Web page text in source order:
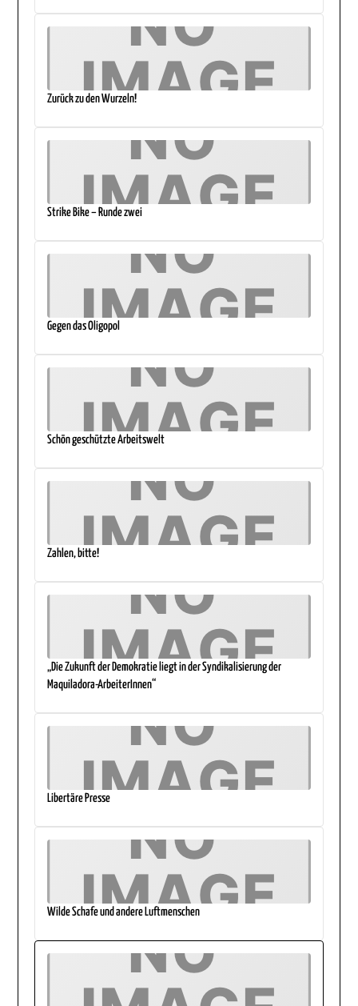
Zurück zu den Wurzeln!
Strike Bike – Runde zwei
Gegen das Oligopol
Schön geschützte Arbeitswelt
Zahlen, bitte!
„Die Zukunft der Demokratie liegt in der Syndikalisierung der
Maquiladora-ArbeiterInnen“
Libertäre Presse
Wilde Schafe und andere Luftmenschen